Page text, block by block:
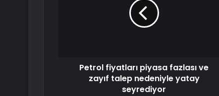
Petrol fiyatları piyasa fazlası ve
zayıf talep nedeniyle yatay
seyrediyor